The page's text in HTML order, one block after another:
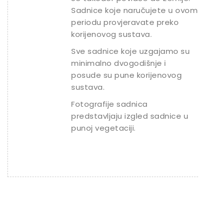
Sadnice koje naručujete u ovom
periodu provjeravate preko
korijenovog sustava.
Sve sadnice koje uzgajamo su
minimalno dvogodišnje i
posude su pune korijenovog
sustava.
Fotografije sadnica
predstavljaju izgled sadnice u
punoj vegetaciji.